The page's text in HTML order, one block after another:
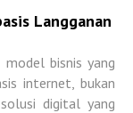
Langganan
bisnis yang
internet, bukan
digital yang